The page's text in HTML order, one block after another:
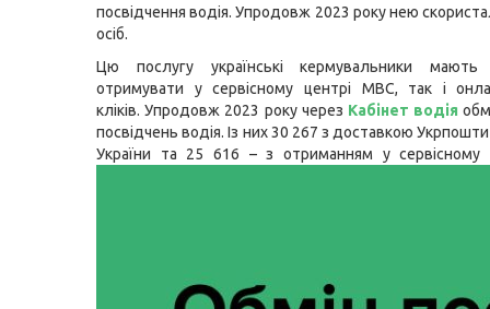
посвідчення водія. Упродовж 2023 року нею
осіб.
Цю послугу українські кермувальники мають
отримувати у сервісному центрі МВС, так і
кліків. Упродовж 2023 року через Кабінет водія
посвідчень водія. Із них 30 267 з доставкою Укрпошти
України та 25 616 – з отриманням у сервісному